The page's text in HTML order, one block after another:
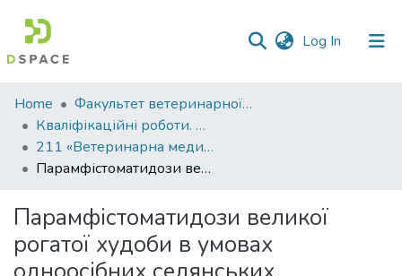
Log In (current)
Communities
&
Collections
All of DSpace
Statistics
Home
Факультет ветеринарної медицини
Кваліфікаційні роботи. Факультет ветеринарної медицини
211 «Ветеринарна медицина»
Парамфістоматидози великої рогатої худоби в умовах одноосібних селянських господарств Полтавської області (поширення та лікування)
Парамфістоматидози великої
рогатої худоби в умовах